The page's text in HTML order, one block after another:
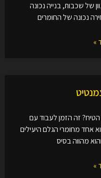
של שכבות, בנייה נכונה
נכונה של החומרים
»
הטיח? זה הזמן לעבוד עם
אחד מחומרי הגלם היעילים
מהווה בסיס
»